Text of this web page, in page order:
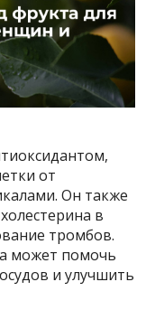
от
Он также
в
тромбов.
может помочь
и улучшить